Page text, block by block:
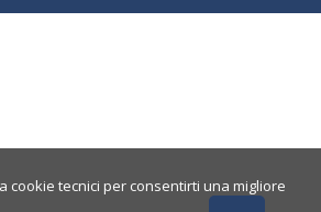
cookie tecnici per consentirti una migliore